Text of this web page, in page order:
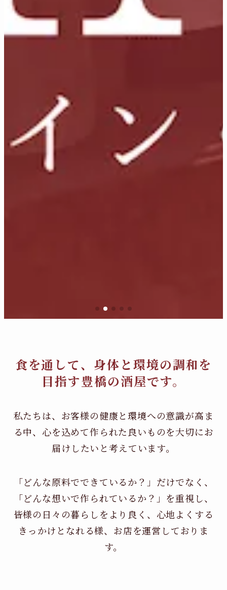
食を通して、身体と環境の調和を
目指す豊橋の酒屋です。
私たちは、お客様の健康と環境への意識が高ま
る中、 心を込めて作られた良いものを大切にお
届けしたいと考えています。
「どんな原料でできているか？」だけでなく、
「どんな想いで作られているか？」を重視し、
皆様の日々の暮らしをより良く、心地よくする
きっかけとなれる様、お店を運営しておりま
す。